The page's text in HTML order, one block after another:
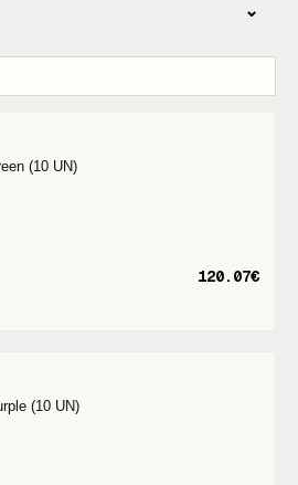
⌄
(10 UN)
120.07€
(10 UN)